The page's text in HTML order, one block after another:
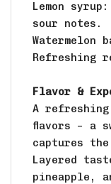
Lemon
sour notes.
Watermelon
Refreshing
Flavor &
A
flavors – a
captures
Layered
pineapple,